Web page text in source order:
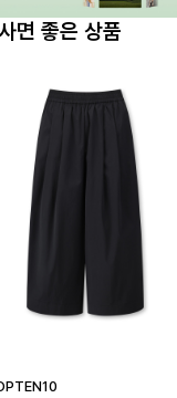
면 좋은 상품